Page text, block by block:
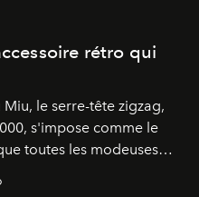
rétro qui
le serre-tête zigzag,
s'impose comme le
toutes les modeuses